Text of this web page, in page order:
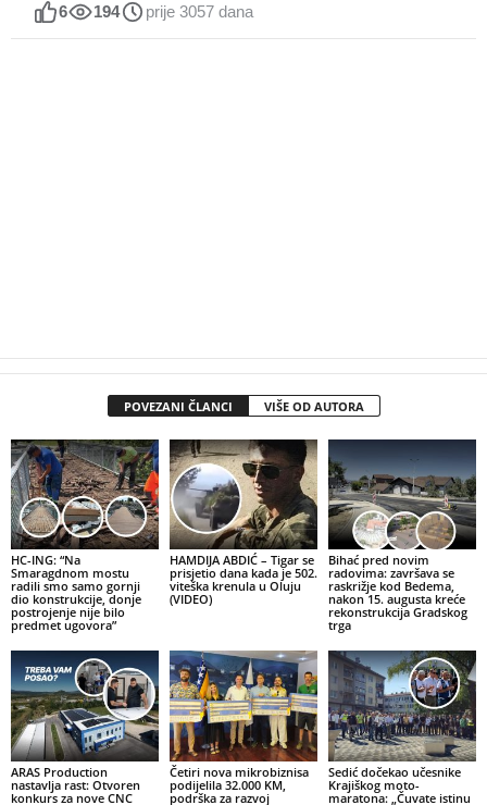
6 194 prije 3057 dana
POVEZANI ČLANCI VIŠE OD AUTORA
HC-ING: “Na
Smaragdnom mostu
radili smo samo gornji
dio konstrukcije, donje
postrojenje nije bilo
predmet ugovora”
HAMDIJA ABDIĆ – Tigar se
prisjetio dana kada je 502.
viteška krenula u Oluju
(VIDEO)
Bihać pred novim
radovima: završava se
raskrižje kod Bedema,
nakon 15. augusta kreće
rekonstrukcija Gradskog
trga
ARAS Production
nastavlja rast: Otvoren
konkurs za nove CNC
Četiri nova mikrobiznisa
podijelila 32.000 KM,
podrška za razvoj
Sedić dočekao učesnike
Krajiškog moto-
maratona: „Čuvate istinu